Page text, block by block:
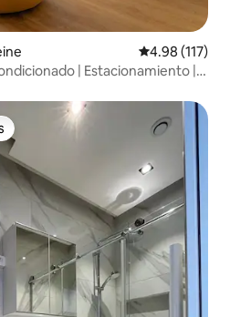
Calificación
4.98 (117)
| Estacionamiento |